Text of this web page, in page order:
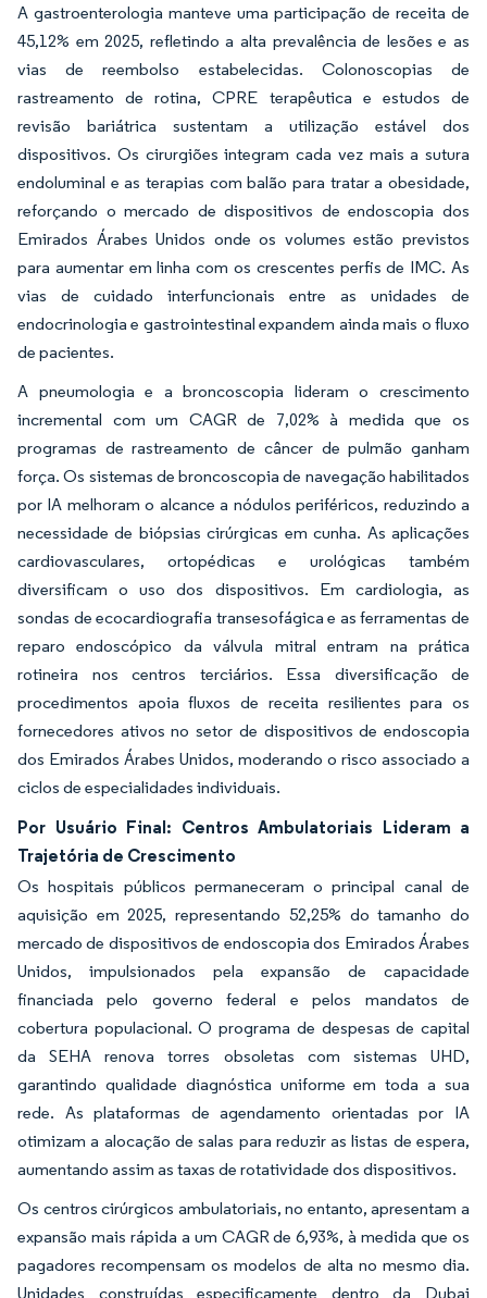
A gastroenterologia manteve uma participação de receita de
45,12% em 2025, refletindo a alta prevalência de lesões e as
vias de reembolso estabelecidas. Colonoscopias de
rastreamento de rotina, CPRE terapêutica e estudos de
revisão bariátrica sustentam a utilização estável dos
dispositivos. Os cirurgiões integram cada vez mais a sutura
endoluminal e as terapias com balão para tratar a obesidade,
reforçando o mercado de dispositivos de endoscopia dos
Emirados Árabes Unidos onde os volumes estão previstos
para aumentar em linha com os crescentes perfis de IMC. As
vias de cuidado interfuncionais entre as unidades de
endocrinologia e gastrointestinal expandem ainda mais o fluxo
de pacientes.
A pneumologia e a broncoscopia lideram o crescimento
incremental com um CAGR de 7,02% à medida que os
programas de rastreamento de câncer de pulmão ganham
força. Os sistemas de broncoscopia de navegação habilitados
por IA melhoram o alcance a nódulos periféricos, reduzindo a
necessidade de biópsias cirúrgicas em cunha. As aplicações
cardiovasculares, ortopédicas e urológicas também
diversificam o uso dos dispositivos. Em cardiologia, as
sondas de ecocardiografia transesofágica e as ferramentas de
reparo endoscópico da válvula mitral entram na prática
rotineira nos centros terciários. Essa diversificação de
procedimentos apoia fluxos de receita resilientes para os
fornecedores ativos no setor de dispositivos de endoscopia
dos Emirados Árabes Unidos, moderando o risco associado a
ciclos de especialidades individuais.
Por Usuário Final: Centros Ambulatoriais Lideram a
Trajetória de Crescimento
Os hospitais públicos permaneceram o principal canal de
aquisição em 2025, representando 52,25% do tamanho do
mercado de dispositivos de endoscopia dos Emirados Árabes
Unidos, impulsionados pela expansão de capacidade
financiada pelo governo federal e pelos mandatos de
cobertura populacional. O programa de despesas de capital
da SEHA renova torres obsoletas com sistemas UHD,
garantindo qualidade diagnóstica uniforme em toda a sua
rede. As plataformas de agendamento orientadas por IA
otimizam a alocação de salas para reduzir as listas de espera,
aumentando assim as taxas de rotatividade dos dispositivos.
Os centros cirúrgicos ambulatoriais, no entanto, apresentam a
expansão mais rápida a um CAGR de 6,93%, à medida que os
pagadores recompensam os modelos de alta no mesmo dia.
Unidades construídas especificamente dentro da Dubai